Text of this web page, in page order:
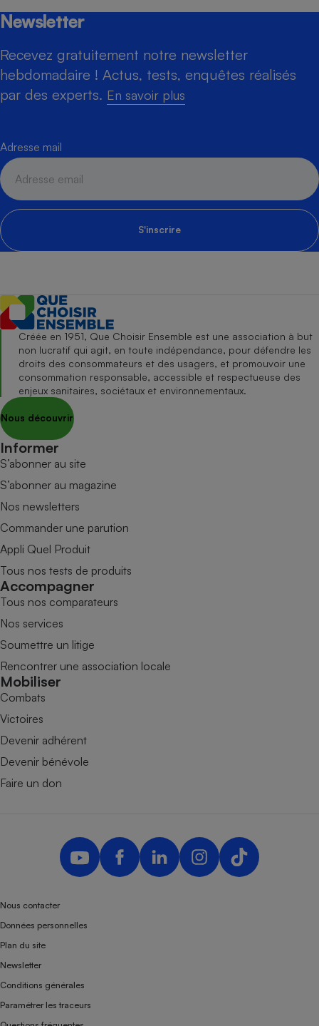
Newsletter
Recevez gratuitement notre newsletter
hebdomadaire ! Actus, tests, enquêtes réalisés
par des experts. En savoir plus
Adresse mail
S'inscrire
Créée en 1951, Que Choisir Ensemble est une association à but
non lucratif qui agit, en toute indépendance, pour défendre les
droits des consommateurs et des usagers, et promouvoir une
consommation responsable, accessible et respectueuse des
enjeux sanitaires, sociétaux et environnementaux.
Nous découvrir
Informer
S’abonner au site
S’abonner au magazine
Nos newsletters
Commander une parution
Appli Quel Produit
Tous nos tests de produits
Accompagner
Tous nos comparateurs
Nos services
Soumettre un litige
Rencontrer une association locale
Mobiliser
Combats
Victoires
Devenir adhérent
Devenir bénévole
Faire un don
Nous contacter
Données personnelles
Plan du site
Newsletter
Conditions générales
Paramétrer les traceurs